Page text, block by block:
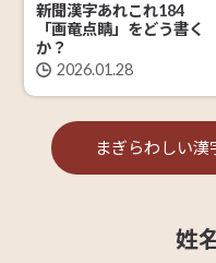
新聞漢字あれこれ184
「画竜点睛」をどう書く
か？
2026.01.28
まぎらわしい漢
姓